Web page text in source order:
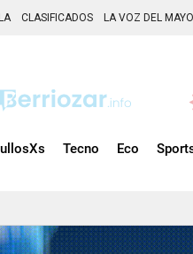
CLASIFICADOS LA VOZ DEL
Tecno Eco